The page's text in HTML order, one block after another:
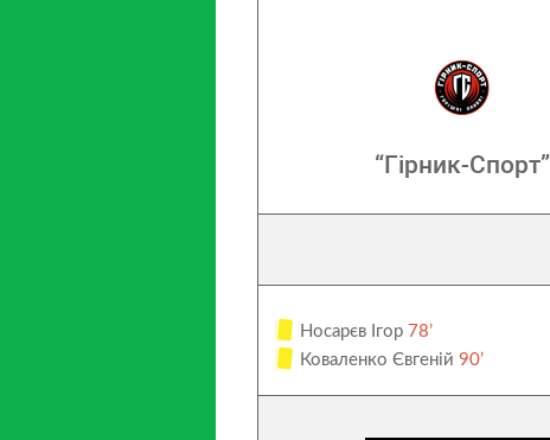
“Гірник-Спорт”
Носарєв Ігор 78’
Коваленко Євгеній 90’